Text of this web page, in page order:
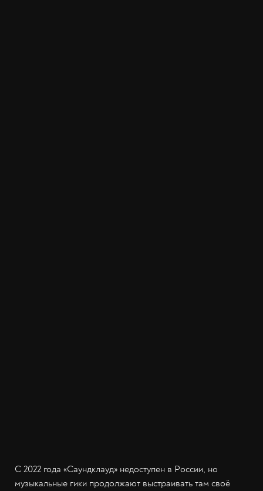
С 2022 года «Саундклауд» недоступен в России, но
музыкальные гики продолжают выстраивать там своё